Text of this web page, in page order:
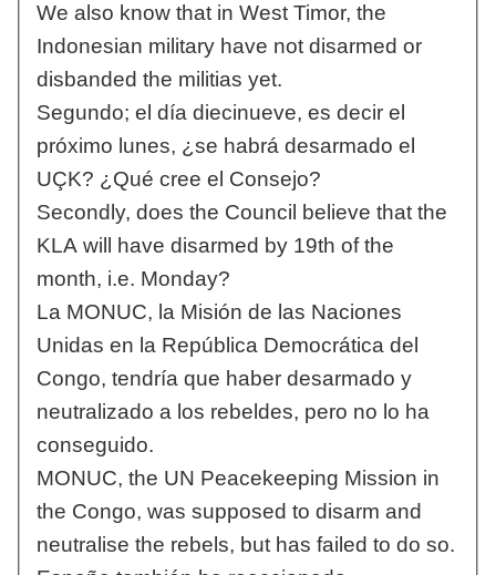
We also know that in West Timor, the
Indonesian military have not disarmed or
disbanded the militias yet.
Segundo; el día diecinueve, es decir el
próximo lunes, ¿se habrá desarmado el
UÇK? ¿Qué cree el Consejo?
Secondly, does the Council believe that the
KLA will have disarmed by 19th of the
month, i.e. Monday?
La MONUC, la Misión de las Naciones
Unidas en la República Democrática del
Congo, tendría que haber desarmado y
neutralizado a los rebeldes, pero no lo ha
conseguido.
MONUC, the UN Peacekeeping Mission in
the Congo, was supposed to disarm and
neutralise the rebels, but has failed to do so.